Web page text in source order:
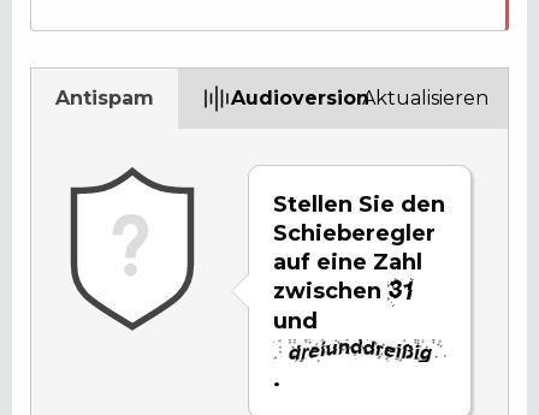
Antispam Audioversion
Stellen Sie den
Schieberegler
auf eine Zahl
zwischen
und
.
Aktualisieren